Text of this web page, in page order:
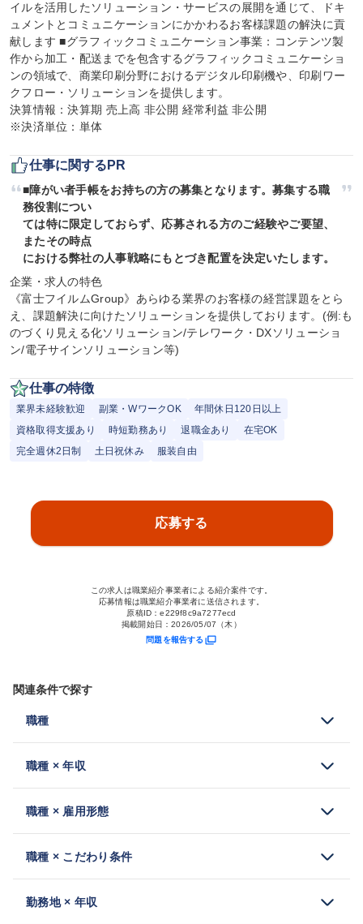
イルを活用したソリューション・サービスの展開を通じて、ドキ
ュメントとコミュニケーションにかかわるお客様課題の解決に貢
献します ■グラフィックコミュニケーション事業：コンテンツ製
作から加工・配送までを包含するグラフィックコミュニケーショ
ンの領域で、商業印刷分野におけるデジタル印刷機や、印刷ワー
クフロー・ソリューションを提供します。
決算情報：決算期 売上高 非公開 経常利益 非公開
※決済単位：単体
仕事に関するPR
■障がい者手帳をお持ちの方の募集となります。募集する職
務役割につい
ては特に限定しておらず、応募される方のご経験やご要望、
またその時点
における弊社の人事戦略にもとづき配置を決定いたします。
企業・求人の特色
《富士フイルムGroup》あらゆる業界のお客様の経営課題をとら
え、課題解決に向けたソリューションを提供しております。(例:も
のづくり見える化ソリューション/テレワーク・DXソリューショ
ン/電子サインソリューション等)
仕事の特徴
業界未経験歓迎 副業・WワークOK
年間休日120日以上
資格取得支援あり
時短勤務あり 退職金あり
在宅OK
完全週休2日制
土日祝休み 服装自由
応募する
この求人は職業紹介事業者による紹介案件です。
応募情報は職業紹介事業者に送信されます。
原稿ID：e229f8c9a7277ecd
掲載開始日：2026/05/07（木）
問題を報告する
関連条件で探す
職種
職種 × 年収
職種 × 雇用形態
職種 × こだわり条件
勤務地 × 年収